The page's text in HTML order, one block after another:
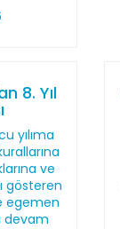
8. Yıl
yılıma
ve
gösteren
egemen
devam